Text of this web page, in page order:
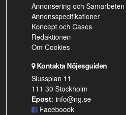
Annonsering och Samarbeten
Annonsspecifikationer
Koncept och Cases
Redaktionen
Om Cookies
Kontakta Nöjesguiden
Slussplan 11
111 30 Stockholm
Epost: info@ng.se
Faceboook